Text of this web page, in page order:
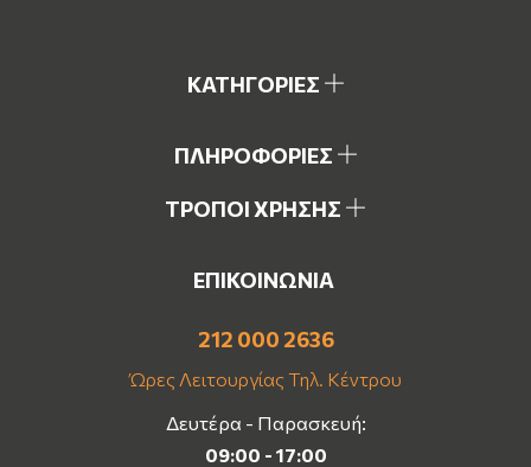
ΚΑΤΗΓΟΡΙΕΣ
ΠΛΗΡΟΦΟΡΙΕΣ
ΤΡΟΠΟΙ ΧΡΗΣΗΣ
ΕΠΙΚΟΙΝΩΝΙΑ
212 000 2636
Ώρες Λειτουργίας Τηλ. Κέντρου
Δευτέρα - Παρασκευή:
09:00 - 17:00